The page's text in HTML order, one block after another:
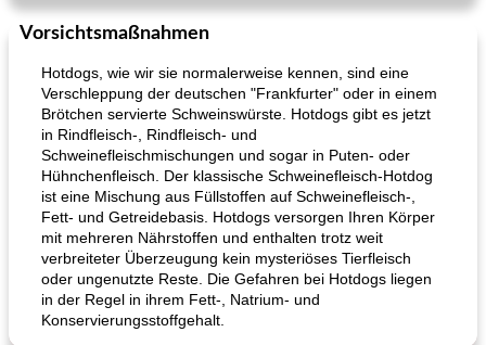
Vorsichtsmaßnahmen
Hotdogs, wie wir sie normalerweise kennen, sind eine
Verschleppung der deutschen "Frankfurter" oder in einem
Brötchen servierte Schweinswürste. Hotdogs gibt es jetzt
in Rindfleisch-, Rindfleisch- und
Schweinefleischmischungen und sogar in Puten- oder
Hühnchenfleisch. Der klassische Schweinefleisch-Hotdog
ist eine Mischung aus Füllstoffen auf Schweinefleisch-,
Fett- und Getreidebasis. Hotdogs versorgen Ihren Körper
mit mehreren Nährstoffen und enthalten trotz weit
verbreiteter Überzeugung kein mysteriöses Tierfleisch
oder ungenutzte Reste. Die Gefahren bei Hotdogs liegen
in der Regel in ihrem Fett-, Natrium- und
Konservierungsstoffgehalt.